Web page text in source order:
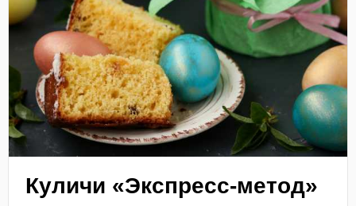
Куличи «Экспресс-метод»